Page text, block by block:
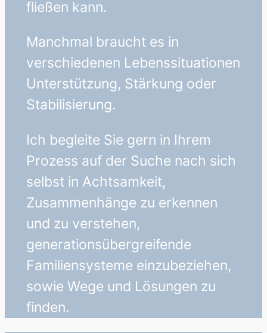
fließen kann.
Manchmal braucht es in
verschiedenen Lebenssituationen
Unterstützung, Stärkung oder
Stabilisierung.
Ich begleite Sie gern in Ihrem
Prozess auf der Suche nach sich
selbst in Achtsamkeit,
Zusammenhänge zu erkennen
und zu verstehen,
generationsübergreifende
Familiensysteme einzubeziehen,
sowie Wege und Lösungen zu
finden.